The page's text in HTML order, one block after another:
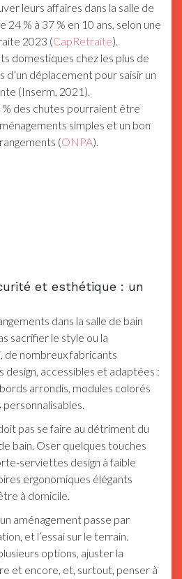
leurs affaires dans la salle de
24 % à 37 % en 10 ans, selon une
2023 (CapRetraite).
domestiques chez les plus de
d’un déplacement pour saisir un
(Inserm, 2021).
% des chutes pourraient être
simples et un bon
(ONPA).
et esthétique : un
dans la salle de bain
sacrifier le style ou la
de nombreux fabricants
accessibles et adaptées :
arrondis, modules colorés
pas se faire au détriment du
bain. Oser quelques touches
serviettes design à faible
ergonomiques élégants
à domicile.
aménagement passe par
et l’essai sur le terrain.
options, ajuster la
et encore, et, surtout, penser à